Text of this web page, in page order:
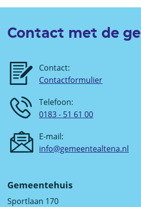
Contact met de
Contact:
Contactformulier
Telefoon:
0183 - 51 61 00
E-mail:
info@gemeentealtena.nl
Gemeentehuis
Sportlaan 170